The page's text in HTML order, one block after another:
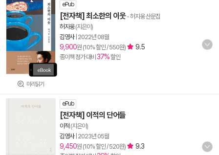
미리읽기
ePub
[전자책] 최소한의 이웃- 허지웅 산문집
허지웅(지은이)
김영사| 2022년 08월
9,900원 (10% 할인 / 550원) 9.5
종이책 정가 대비 37%할인
ePub
[전자책] 이적의 단어들
이적 (지은이)
김영사| 2023년 05월
9,450원 (10% 할인 / 520원) 9.3